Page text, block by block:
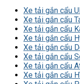
Xe tải gắn cẩu
Xe tải gắn cẩu
Xe tải gắn cẩu
Xe tải gắn cẩu
Xe tải gắn cẩu
Xe tải gắn cẩu
Xe tải gắn cẩu
Xe tải gắn cẩu